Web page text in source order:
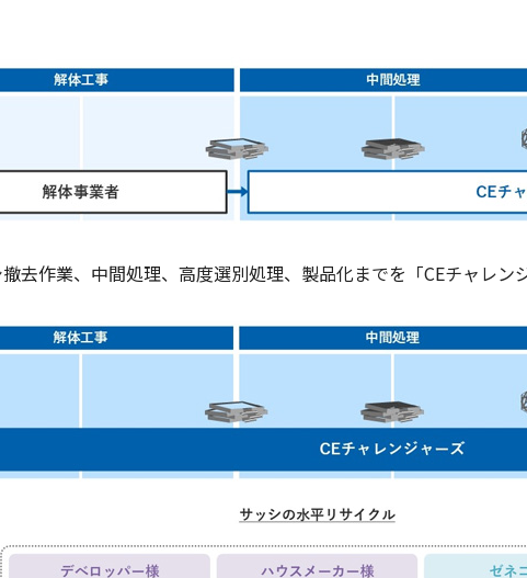
去作業、中間処理、高度選別処理、製品化までを「CEチャレン